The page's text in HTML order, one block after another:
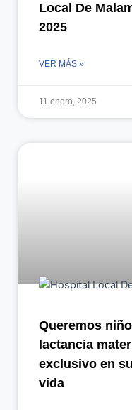
Local De
2025
VER MÁS »
11 enero, 2025
Queremos
lactancia
exclusivo en
vida